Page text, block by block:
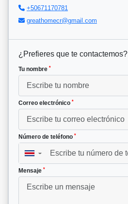
+50671170781
greathomecr@gmail.com
¿Prefieres que te contactemos?
Tu nombre *
Correo electrónico *
Número de teléfono *
▼
Mensaje *